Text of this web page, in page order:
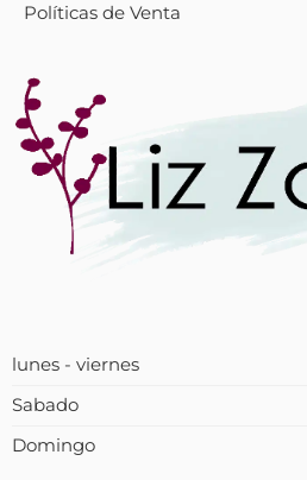
Políticas de Venta
lunes - viernes
Sabado
Domingo